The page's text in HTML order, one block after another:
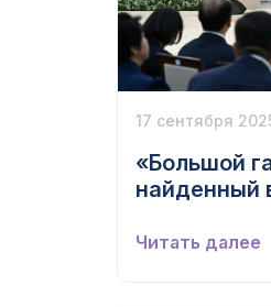
17 сентября
«Большой
найденный
Читать далее